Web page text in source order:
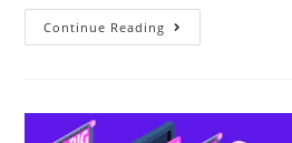
Continue Reading